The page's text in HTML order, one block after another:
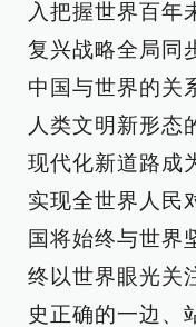
入把握世界百年
复兴战略全局同
中国与世界的关
人类文明新形态
现代化新道路成
实现全世界人民
国将始终与世界
终以世界眼光关
史正确的一边、